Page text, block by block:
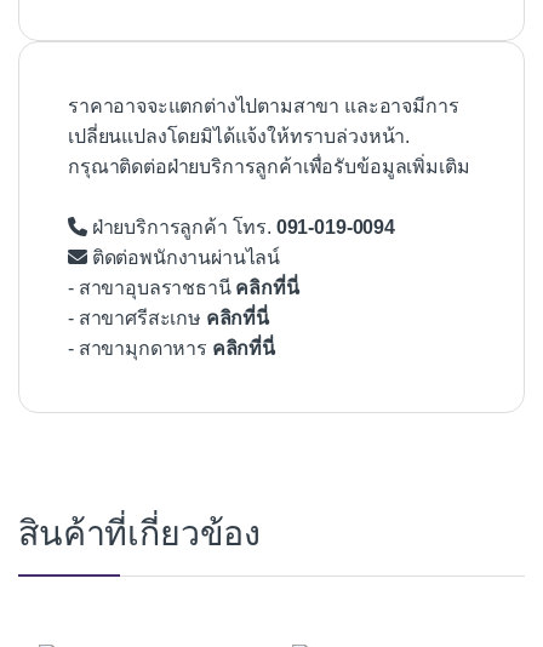
ราคาอาจจะแตกต่างไปตามสาขา และอาจมีการ
เปลี่ยนแปลงโดยมิได้แจ้งให้ทราบล่วงหน้า.
กรุณาติดต่อฝ่ายบริการลูกค้าเพื่อรับข้อมูลเพิ่มเติม
ฝ่ายบริการลูกค้า โทร. 091-019-0094
ติดต่อพนักงานผ่านไลน์
- สาขาอุบลราชธานี คลิกที่นี่
- สาขาศรีสะเกษ คลิกที่นี่
- สาขามุกดาหาร คลิกที่นี่
สินค้าที่เกี่ยวข้อง